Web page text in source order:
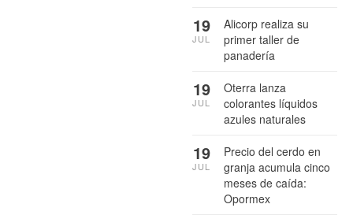
Alicorp realiza su
primer taller de
panadería
19
JUL
Oterra lanza
colorantes líquidos
azules naturales
19
JUL
Precio del cerdo en
granja acumula cinco
meses de caída:
Opormex
19
JUL